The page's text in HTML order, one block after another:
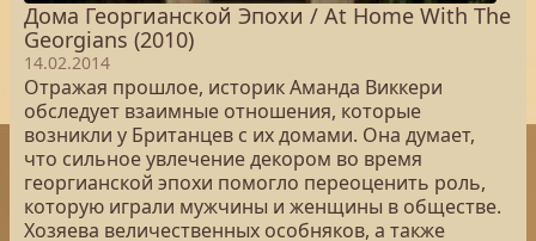
Дома Георгианской Эпохи / At Home With The
Georgians (2010)
14.02.2014
Отражая прошлое, историк Аманда Виккери
обследует взаимные отношения, которые
возникли у Британцев с их домами. Она думает,
что сильное увлечение декором во время
георгианской эпохи помогло переоценить роль,
которую играли мужчины и женщины в обществе.
Хозяева величественных особняков, а также